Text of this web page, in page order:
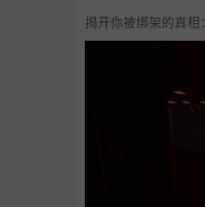
揭开你被绑架的真相：